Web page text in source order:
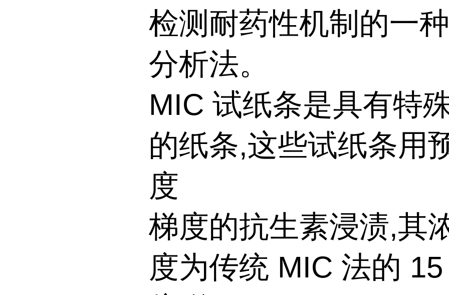
检测耐药性机制的一
分析法。
MIC 试纸条是具有特
的纸条,这些试纸条用
度
梯度的抗生素浸渍,其
度为传统 MIC 法的